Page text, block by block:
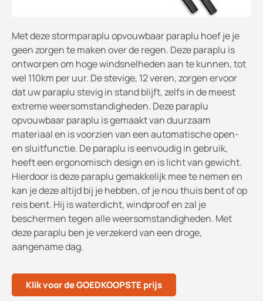
Met deze stormparaplu opvouwbaar paraplu hoef je je
geen zorgen te maken over de regen. Deze paraplu is
ontworpen om hoge windsnelheden aan te kunnen, tot
wel 110km per uur. De stevige, 12 veren, zorgen ervoor
dat uw paraplu stevig in stand blijft, zelfs in de meest
extreme weersomstandigheden. Deze paraplu
opvouwbaar paraplu is gemaakt van duurzaam
materiaal en is voorzien van een automatische open-
en sluitfunctie. De paraplu is eenvoudig in gebruik,
heeft een ergonomisch design en is licht van gewicht.
Hierdoor is deze paraplu gemakkelijk mee te nemen en
kan je deze altijd bij je hebben, of je nou thuis bent of op
reis bent. Hij is waterdicht, windproof en zal je
beschermen tegen alle weersomstandigheden. Met
deze paraplu ben je verzekerd van een droge,
aangename dag.
Klik voor de GOEDKOOPSTE prijs